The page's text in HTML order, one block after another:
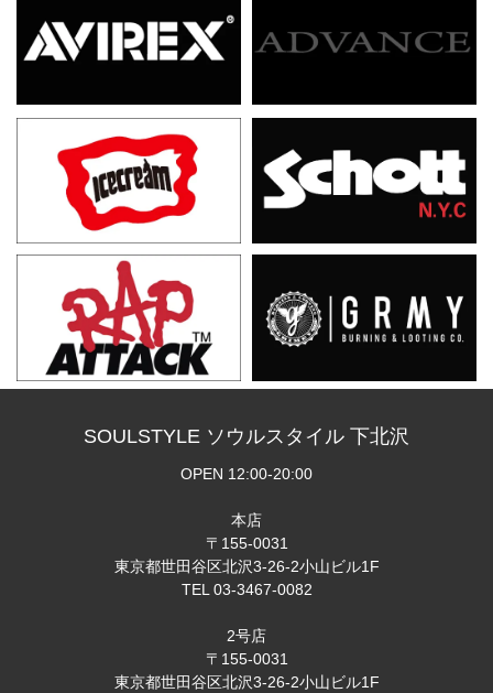
SOULSTYLE ソウルスタイル 下北沢
OPEN 12:00-20:00
本店
〒155-0031
東京都世田谷区北沢3-26-2小山ビル1F
TEL 03-3467-0082
2号店
〒155-0031
東京都世田谷区北沢3-26-2小山ビル1F